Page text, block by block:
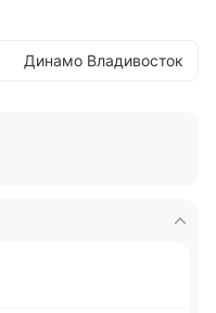
Динамо Владивосток